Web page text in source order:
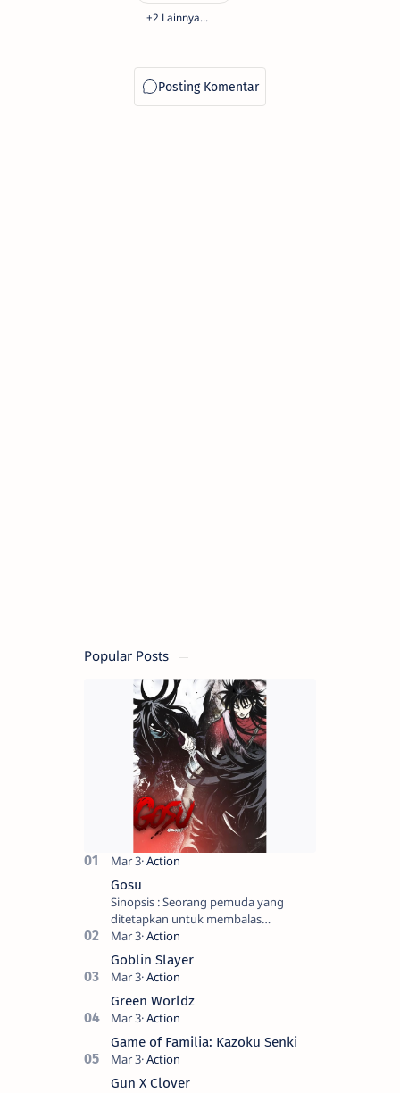
Popular Posts
Gosu
Sinopsis : Seorang pemuda yang
ditetapkan untuk membalas
masternya, seorang seniman bela diri
kuat sekali yang dikhianati oleh anak
buahn…
Goblin Slayer
Green Worldz
Game of Familia: Kazoku Senki
Gun X Clover